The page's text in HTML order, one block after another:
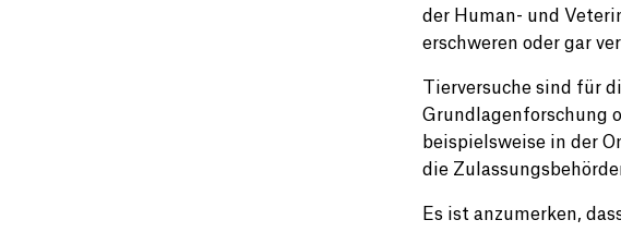
der Human- und
erschweren oder gar
Tierversuche sind für
Grundlagenforschung
beispielsweise in der
die
Es ist anzumerken,